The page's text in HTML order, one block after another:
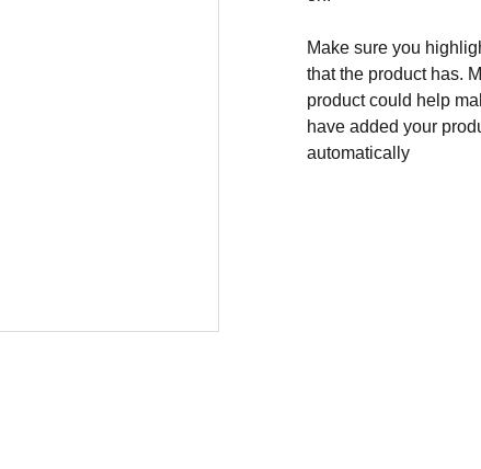
Make sure you
that the product has.
product could help
have added your
automatically